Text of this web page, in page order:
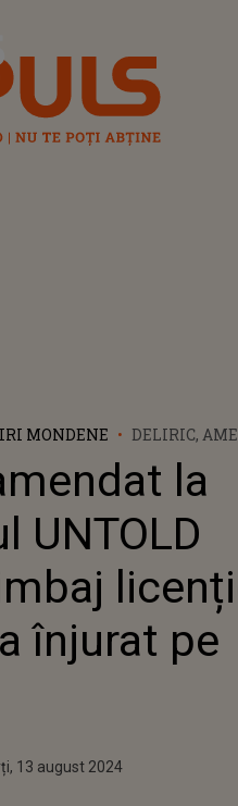
MONDENE
DELIRIC,
PENTRU
LICENȚIOS!
ÎNJURAT PE
la
UNTOLD
înjurat pe
13 august 2024